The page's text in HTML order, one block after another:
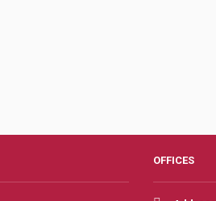
OFFICES